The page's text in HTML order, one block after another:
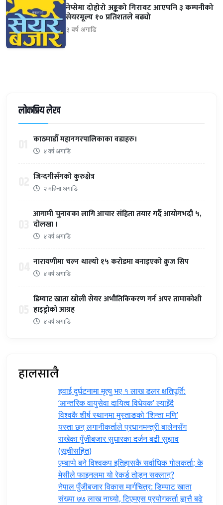
नेप्सेमा दोहोरो अङ्कको गिरावट आएपनि ३ कम्पनीको
सेयरमूल्य १० प्रतिशतले बढ्यो
३ वर्ष अगाडि
लोकप्रिय लेख
काठमाडौँ महानगरपालिकाका वडाहरु।
४ वर्ष अगाडि
जिन्दगीसँगको कुरुक्षेत्र
२ महिना अगाडि
आगामी चुनावका लागि आचार संहिता तयार गर्दै आयोगभदौ ५,
दोलखा ।
४ वर्ष अगाडि
नारायणीमा चल्न थाल्यो १५ करोडमा बनाइएको क्रुज सिप
४ वर्ष अगाडि
डिम्याट खाता खोली सेयर अभौतिकिकरण गर्न अपर तामाकोशी
हाइड्रोको आग्रह
४ वर्ष अगाडि
हालसालै
हवाई दुर्घटनामा मृत्यु भए १ लाख डलर क्षतिपूर्ति:
‘आन्तरिक वायुसेवा दायित्व विधेयक’ ल्याइँदै
विश्वकै शीर्ष स्थानमा मुस्ताङको ‘शिन्ता मणि’
यस्ता छन् लगानीकर्ताले प्रधानमन्त्री ‍बालेनसँग
राखेका पुँजीबजार सुधारका दर्जन बढी सुझाव
(सूचीसहित)
एम्बाप्पे बने विश्वकप इतिहासकै सर्वाधिक गोलकर्ता; के
मेसीले फाइनलमा यो रेकर्ड तोड्न सक्लान्?
नेपाल पुँजीबजार विकास मार्गचित्र: डिम्याट खाता
संख्या ७७ लाख नाघ्यो, टिएमएस प्रयोगकर्ता ह्वात्तै बढे